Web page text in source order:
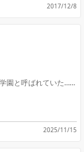
2017/12/8
園と呼ばれていた……
2025/11/15